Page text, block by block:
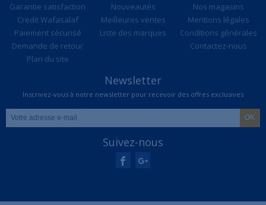
Garantie satisfaction
Credit Wafasalaf
Paiement sécurisé
Demande de retour
Plan du site
Nouveautés
Meilleures ventes
Liste des marques
Nos magasins
Mentions légales
Conditions générales
Contactez-nous
Newsletter
Inscrivez-vous à notre newsletter pour recevoir des offres exclusives
Suivez-nous